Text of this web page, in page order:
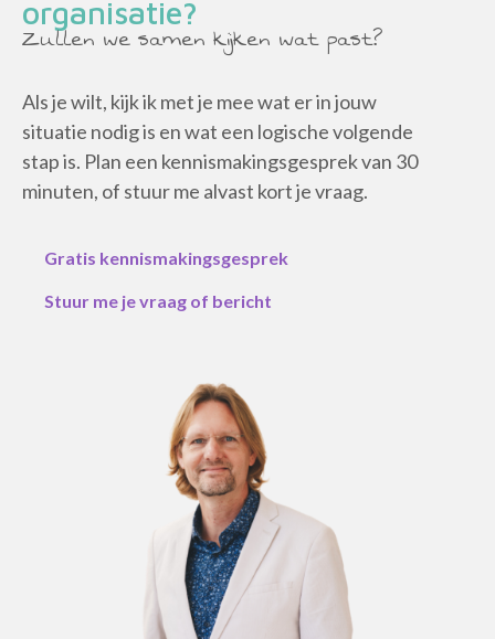
organisatie?
Zullen we samen kijken wat past?
Als je wilt, kijk ik met je mee wat er in jouw
situatie nodig is en wat een logische volgende
stap is. Plan een kennismakingsgesprek van 30
minuten, of stuur me alvast kort je vraag.
Gratis kennismakingsgesprek
Stuur me je vraag of bericht